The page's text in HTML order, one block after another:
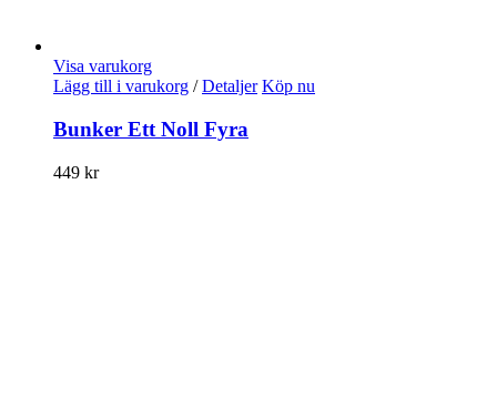
Visa varukorg
Lägg till i varukorg / Detaljer Köp nu
Bunker Ett Noll Fyra
449 kr